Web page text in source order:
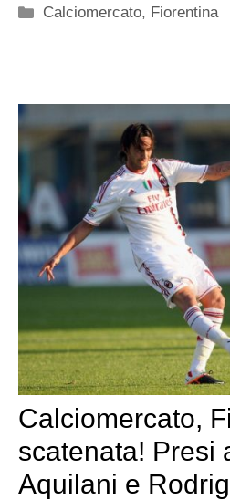
Categorie
Calciomercato, Fiorentina
Calciomercato,
scatenata! Presi
Aquilani e